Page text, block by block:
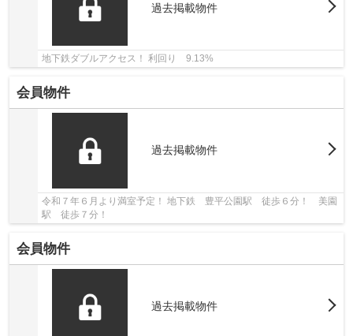
過去掲載物件
地下鉄ダブルアクセス！ 利回り 9.13%
会員物件
過去掲載物件
令和７年６月より満室予定！ 地下鉄 豊平公園駅 徒歩６分！ 美園
駅 徒歩７分！
会員物件
過去掲載物件